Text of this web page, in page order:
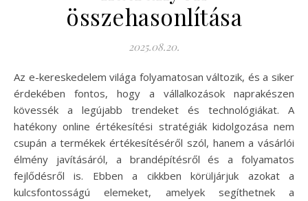
összehasonlítása
2025.08.20.
Az e-kereskedelem világa folyamatosan változik, és a siker
érdekében fontos, hogy a vállalkozások naprakészen
kövessék a legújabb trendeket és technológiákat. A
hatékony online értékesítési stratégiák kidolgozása nem
csupán a termékek értékesítéséről szól, hanem a vásárlói
élmény javításáról, a brandépítésről és a folyamatos
fejlődésről is. Ebben a cikkben körüljárjuk azokat a
kulcsfontosságú elemeket, amelyek segíthetnek a